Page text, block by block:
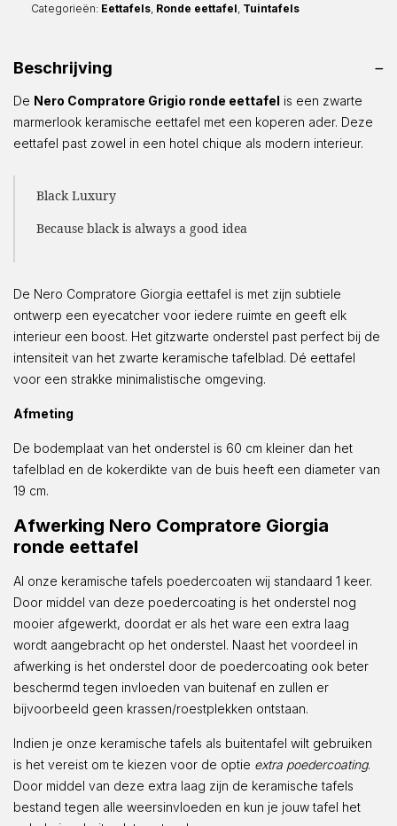
Categorieën: Eettafels Ronde eettafel Tuintafels
Beschrijving
De Nero Compratore Grigio ronde eettafel is een zwarte
marmerlook keramische eettafel met een koperen ader. Deze
eettafel past zowel in een hotel chique als modern interieur.
Black Luxury
Because black is always a good idea
De Nero Compratore Giorgia eettafel is met zijn subtiele
ontwerp een eyecatcher voor iedere ruimte en geeft elk
interieur een boost. Het gitzwarte onderstel past perfect bij de
intensiteit van het zwarte keramische tafelblad. Dé eettafel
voor een strakke minimalistische omgeving.
Afmeting
De bodemplaat van het onderstel is 60 cm kleiner dan het
tafelblad en de kokerdikte van de buis heeft een diameter van
19 cm.
Afwerking Nero Compratore Giorgia
ronde eettafel
Al onze keramische tafels poedercoaten wij standaard 1 keer.
Door middel van deze poedercoating is het onderstel nog
mooier afgewerkt, doordat er als het ware een extra laag
wordt aangebracht op het onderstel. Naast het voordeel in
afwerking is het onderstel door de poedercoating ook beter
beschermd tegen invloeden van buitenaf en zullen er
bijvoorbeeld geen krassen/roestplekken ontstaan.
Indien je onze keramische tafels als buitentafel wilt gebruiken
is het vereist om te kiezen voor de optie extra poedercoating.
Door middel van deze extra laag zijn de keramische tafels
bestand tegen alle weersinvloeden en kun je jouw tafel het